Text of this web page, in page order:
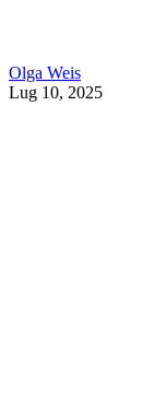
Olga Weis
Lug 10, 2025